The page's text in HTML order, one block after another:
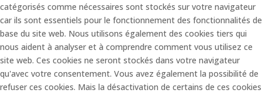
catégorisés comme nécessaires sont stockés sur votre navigateur
car ils sont essentiels pour le fonctionnement des fonctionnalités de
base du site web. Nous utilisons également des cookies tiers qui
nous aident à analyser et à comprendre comment vous utilisez ce
site web. Ces cookies ne seront stockés dans votre navigateur
qu'avec votre consentement. Vous avez également la possibilité de
refuser ces cookies. Mais la désactivation de certains de ces cookies